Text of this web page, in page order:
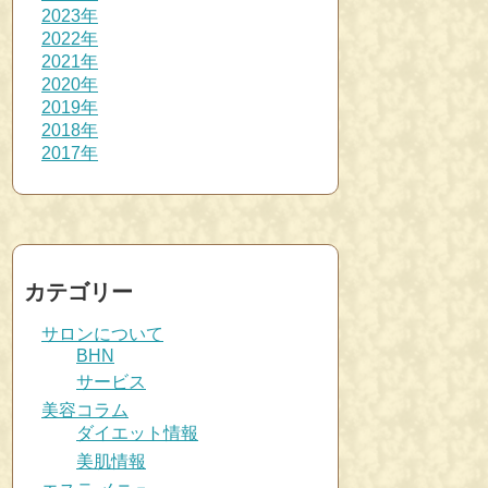
2023年
2022年
2021年
2020年
2019年
2018年
2017年
カテゴリー
サロンについて
BHN
サービス
美容コラム
ダイエット情報
美肌情報